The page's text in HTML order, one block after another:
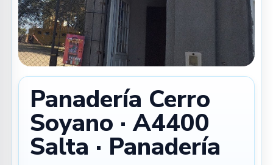
Panadería Cerro
Soyano · A4400
Salta · Panadería